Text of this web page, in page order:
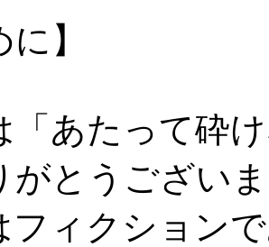
に】
「あたって砕
がとうござい
フィクション